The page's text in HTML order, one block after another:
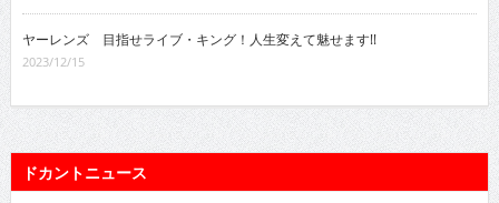
ヤーレンズ 目指せライブ・キング！人生変えて魅せます!!
2023/12/15
ドカントニュース